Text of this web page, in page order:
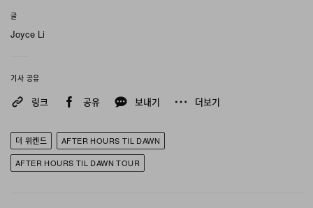
Kuala Lumpur 등을 아우르는 총 17회 공연 일정으로 대
폭 확대했다.
아티스트 Hajime Sorayama가 제작한 높이 40피트 규모
의 메탈릭 골드 아트 조형물이 설치되어 있으며, 레이저가
성한다. 전 세계 누적 매출이 지난해 이미 10억 달러를 돌
파한 폭발적 상업적 성공과 더불어, 투어는 의미 있는 자선
글
Joyce Li
기사 공유
링크 공유 보내기 더보기
더 위켄드
AFTER HOURS TIL DAWN
AFTER HOURS TIL DAWN TOUR